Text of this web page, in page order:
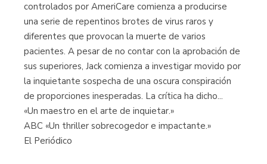
controlados por AmeriCare comienza a producirse
una serie de repentinos brotes de virus raros y
diferentes que provocan la muerte de varios
pacientes. A pesar de no contar con la aprobación de
sus superiores, Jack comienza a investigar movido por
la inquietante sospecha de una oscura conspiración
de proporciones inesperadas. La crítica ha dicho...
«Un maestro en el arte de inquietar.»
ABC «Un thriller sobrecogedor e impactante.»
El Periódico